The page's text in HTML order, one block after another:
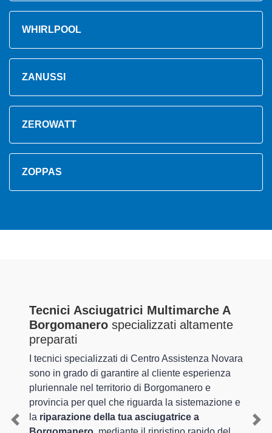
WHIRLPOOL
ZANUSSI
ZEROWATT
ZOPPAS
Tecnici Asciugatrici Multimarche A
Borgomanero specializzati altamente
preparati
I tecnici specializzati di Centro Assistenza Novara
sono in grado di garantire al cliente esperienza
pluriennale nel territorio di Borgomanero e
provincia per quel che riguarda la sistemazione e
la riparazione della tua asciugatrice a
Previous